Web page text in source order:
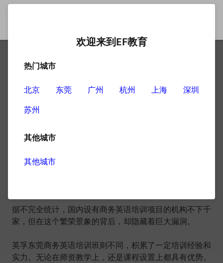
东莞商务英语培训班
的英语就是决定商业人士扩大战局的最佳武器。因此，每
据不完全统计，国内设有商务英语培训项目的机构不下千
家，但在这个繁荣景象的背后，却隐藏着巨大漏洞。
英孚东莞商务英语培训班则不同，积累了一定培训经验和
实力。无论在师资教学上，还是课程设置上都具有优势。
欢迎来到EF教育
热门城市
北京 东莞 广州 杭州 上海
深圳
苏州
其他城市
其他城市